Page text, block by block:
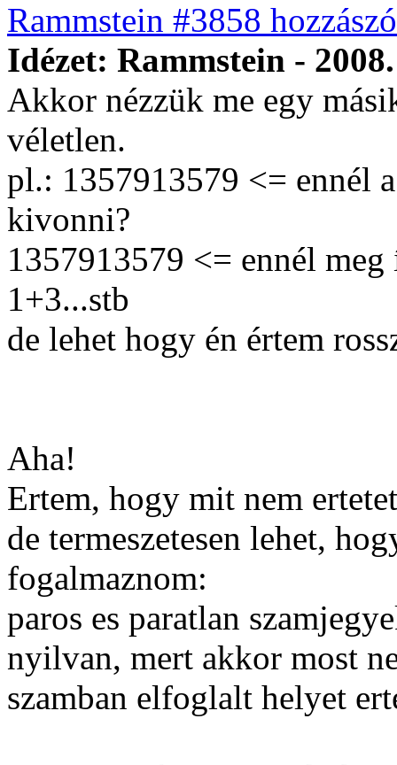
Rammstein #3858
Idézet: Rammstein -
Akkor nézzük me egy
véletlen.
pl.: 1357913579 <= ennél
kivonni?
1357913579 <= ennél
1+3...stb
de lehet hogy én értem
Aha!
Ertem, hogy mit nem
de termeszetesen lehet,
fogalmaznom:
paros es paratlan
nyilvan, mert akkor most
szamban elfoglalt helyet